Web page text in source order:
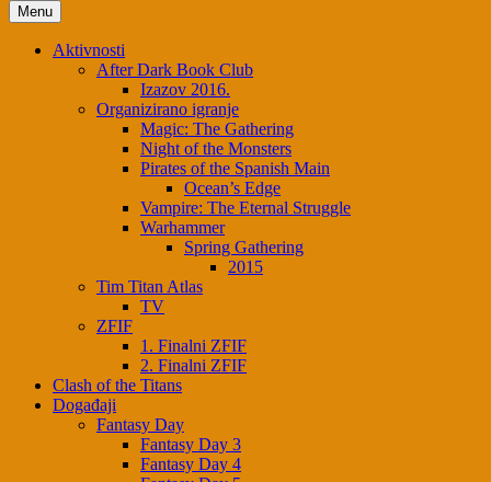
Menu
Aktivnosti
After Dark Book Club
Izazov 2016.
Organizirano igranje
Magic: The Gathering
Night of the Monsters
Pirates of the Spanish Main
Ocean’s Edge
Vampire: The Eternal Struggle
Warhammer
Spring Gathering
2015
Tim Titan Atlas
TV
ZFIF
1. Finalni ZFIF
2. Finalni ZFIF
Clash of the Titans
Događaji
Fantasy Day
Fantasy Day 3
Fantasy Day 4